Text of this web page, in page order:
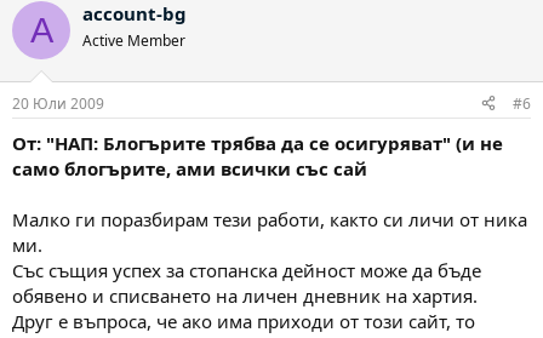
A account-bg
Active Member
20 Юли 2009 #6
От: "НАП: Блогърите трябва да се осигуряват" (и не
само блогърите, ами всички със сай
Малко ги поразбирам тези работи, както си личи от ника
ми.
Със същия успех за стопанска дейност може да бъде
обявено и списването на личен дневник на хартия.
Друг е въпроса, че ако има приходи от този сайт, то